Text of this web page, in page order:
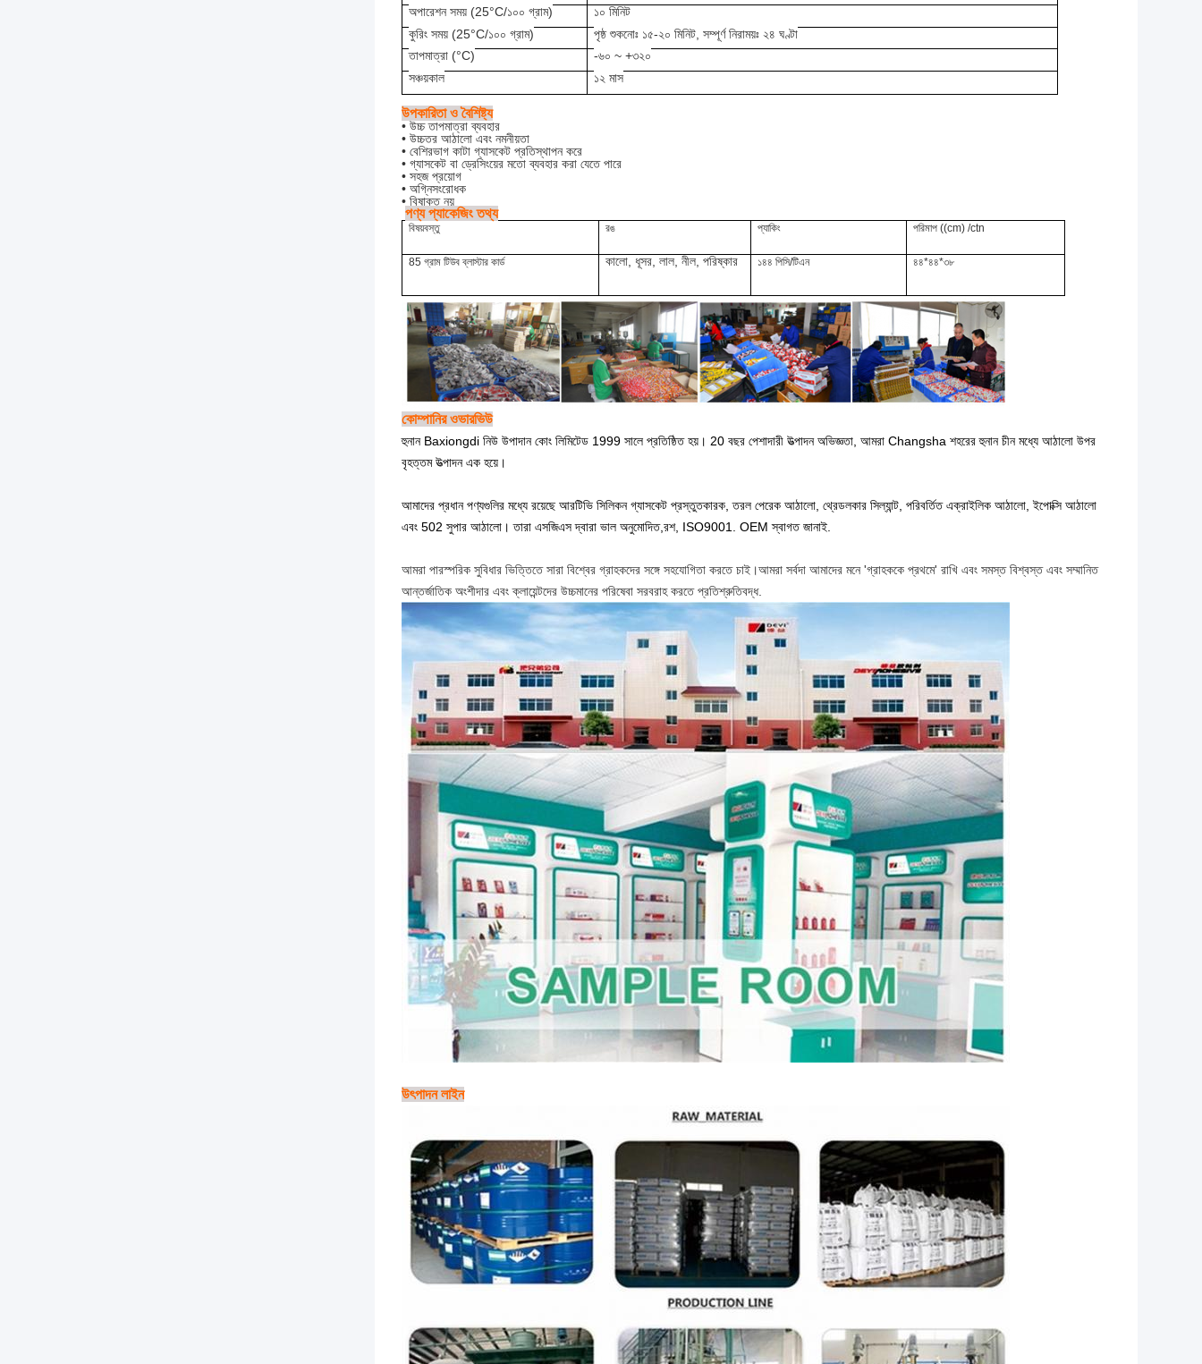
অপারেশন সময় (25°C/১০০ গ্রাম)
১০ মিনিট
কুরিং সময় (25°C/১০০ গ্রাম)
পৃষ্ঠ শুকনোঃ ১৫-২০ মিনিট, সম্পূর্ণ নিরাময়ঃ ২৪ ঘণ্টা
তাপমাত্রা (°C)
-৬০ ~ +৩২০
সঞ্চয়কাল
১২ মাস
উপকারিতা ও বৈশিষ্ট্য
• উচ্চ তাপমাত্রা ব্যবহার
• উচ্চতর আঠালো এবং নমনীয়তা
• বেশিরভাগ কাটা গ্যাসকেট প্রতিস্থাপন করে
• গ্যাসকেট বা ড্রেসিংয়ের মতো ব্যবহার করা যেতে পারে
• সহজ প্রয়োগ
• অগ্নিসংরোধক
• বিষাক্ত নয়
পণ্য প্যাকেজিং তথ্য
বিষয়বস্তু রঙ প্যাকিং পরিমাপ ((cm) /ctn
85 গ্রাম টিউব ব্লাস্টার কার্ড কালো, ধূসর, লাল, নীল, পরিষ্কার ১৪৪ পিসি/টিএন ৪৪*৪৪*৩৮
কোম্পানির ওভারভিউ
হুনান Baxiongdi নিউ উপাদান কোং লিমিটেড 1999 সালে প্রতিষ্ঠিত হয়। 20 বছর পেশাদারী উত্পাদন অভিজ্ঞতা, আমরা Changsha শহরের হুনান চীন মধ্যে আঠালো উপর
বৃহত্তম উত্পাদন এক হয়ে।
আমাদের প্রধান পণ্যগুলির মধ্যে রয়েছে আরটিভি সিলিকন গ্যাসকেট প্রস্তুতকারক, তরল পেরেক আঠালো, থ্রেডলকার সিল্যান্ট, পরিবর্তিত এক্রাইলিক আঠালো, ইপোক্সি আঠালো
এবং 502 সুপার আঠালো। তারা এসজিএস দ্বারা ভাল অনুমোদিত,রশ, ISO9001. OEM স্বাগত জানাই.
আমরা পারস্পরিক সুবিধার ভিত্তিতে সারা বিশ্বের গ্রাহকদের সঙ্গে সহযোগিতা করতে চাই।আমরা সর্বদা আমাদের মনে 'গ্রাহককে প্রথমে' রাখি এবং সমস্ত বিশ্বস্ত এবং সম্মানিত
আন্তর্জাতিক অংশীদার এবং ক্লায়েন্টদের উচ্চমানের পরিষেবা সরবরাহ করতে প্রতিশ্রুতিবদ্ধ.
উৎপাদন লাইন